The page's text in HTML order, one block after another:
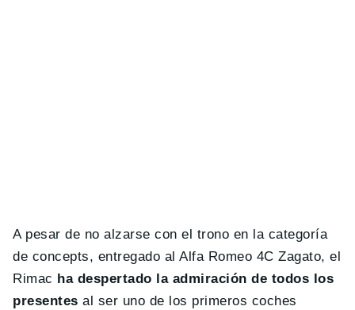
A pesar de no alzarse con el trono en la categoría
de concepts, entregado al Alfa Romeo 4C Zagato, el
Rimac ha despertado la admiración de todos los
presentes al ser uno de los primeros coches